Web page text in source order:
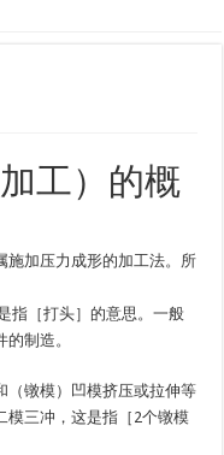
工）的概
施加压力成形的加工法。所
指［打头］的意思。一般
制造。
（镦模）凹模挤压或拉伸等
模三冲，这是指［2个镦模